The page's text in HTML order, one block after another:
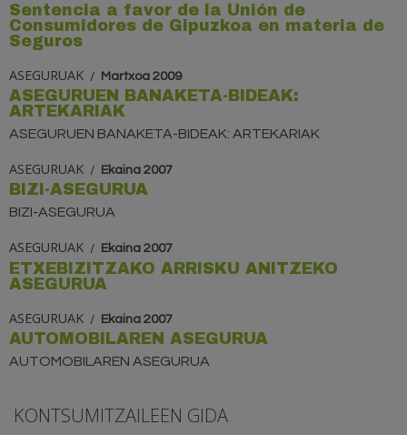
Sentencia a favor de la Unión de
Consumidores de Gipuzkoa en materia de
Seguros
ASEGURUAK
Martxoa 2009
ASEGURUEN BANAKETA-BIDEAK:
ARTEKARIAK
ASEGURUEN BANAKETA-BIDEAK: ARTEKARIAK
ASEGURUAK Ekaina 2007
BIZI-ASEGURUA
BIZI-ASEGURUA
ASEGURUAK Ekaina 2007
ETXEBIZITZAKO ARRISKU ANITZEKO
ASEGURUA
ASEGURUAK
Ekaina 2007
AUTOMOBILAREN ASEGURUA
AUTOMOBILAREN ASEGURUA
KONTSUMITZAILEEN GIDA